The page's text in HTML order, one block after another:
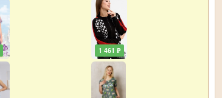
1 461 ₽